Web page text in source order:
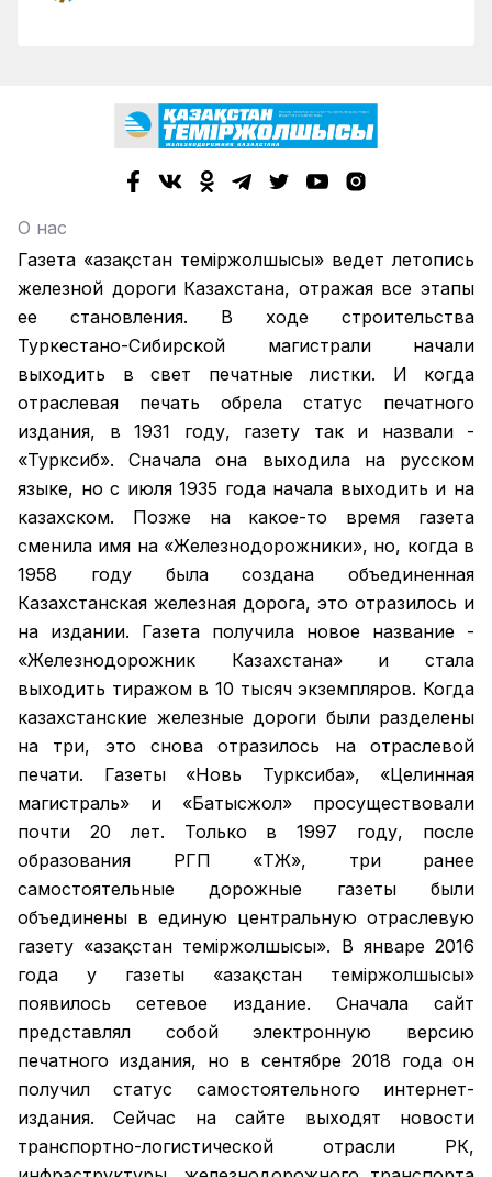
О нас
Газета «Қазақстан теміржолшысы» ведет летопись
железной дороги Казахстана, отражая все этапы
ее становления. В ходе строительства
Туркестано-Сибирской магистрали начали
выходить в свет печатные листки. И когда
отраслевая печать обрела статус печатного
издания, в 1931 году, газету так и назвали -
«Турксиб». Сначала она выходила на русском
языке, но с июля 1935 года начала выходить и на
казахском. Позже на какое-то время газета
сменила имя на «Железнодорожники», но, когда в
1958 году была создана объединенная
Казахстанская железная дорога, это отразилось и
на издании. Газета получила новое название -
«Железнодорожник Казахстана» и стала
выходить тиражом в 10 тысяч экземпляров. Когда
казахстанские железные дороги были разделены
на три, это снова отразилось на отраслевой
печати. Газеты «Новь Турксиба», «Целинная
магистраль» и «Батысжол» просуществовали
почти 20 лет. Только в 1997 году, после
образования РГП «ҚТЖ», три ранее
самостоятельные дорожные газеты были
объединены в единую центральную отраслевую
газету «Қазақстан темiржолшысы». В январе 2016
года у газеты «Қазақстан теміржолшысы»
появилось сетевое издание. Сначала сайт
представлял собой электронную версию
печатного издания, но в сентябре 2018 года он
получил статус самостоятельного интернет-
издания. Сейчас на сайте выходят новости
транспортно-логистической отрасли РК,